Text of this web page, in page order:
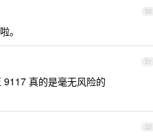
30
。
31
真的是毫无风险的
32